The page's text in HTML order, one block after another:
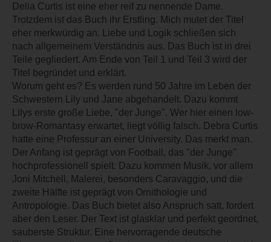
Delia Curtis ist eine eher reif zu nennende Dame.
Trotzdem ist das Buch ihr Erstling. Mich mutet der Titel
eher merkwürdig an. Liebe und Logik schließen sich
nach allgemeinem Verständnis aus. Das Buch ist in drei
Teile gegliedert. Am Ende von Teil 1 und Teil 3 wird der
Titel begründet und erklärt.
Worum geht es? Es werden rund 50 Jahre im Leben der
Schwestern Lily und Jane abgehandelt. Dazu kommt
Lilys erste große Liebe, "der Junge". Wer hier einen low-
brow-Romantasy erwartet, liegt völlig falsch. Debra Curtis
hatte eine Professur an einer University. Das merkt man.
Der Anfang ist geprägt von Football, das "der Junge"
hochprofessionell spielt. Dazu kommen Musik, vor allem
Joni Mitchell, Malerei, besonders Caravaggio, und die
zweite Hälfte ist geprägt von Ornithologie und
Antropologie. Das Buch bietet also Anspruch satt, fordert
aber den Leser. Der Text ist glasklar und perfekt geordnet,
sauberste Struktur. Eine hervorragende deutsche